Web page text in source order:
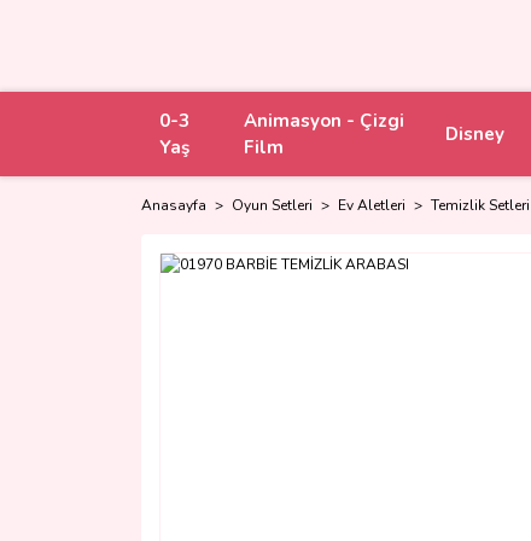
0-3
Yaş
Animasyon - Çizgi
Film
Disney
Anasayfa Oyun Setleri Ev Aletleri Temizlik Setleri